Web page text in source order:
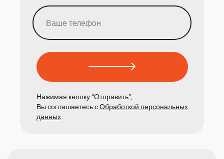
Нажимая кнопку “Отправить”,
Вы соглашаетесь сОбработкой персональных
данных